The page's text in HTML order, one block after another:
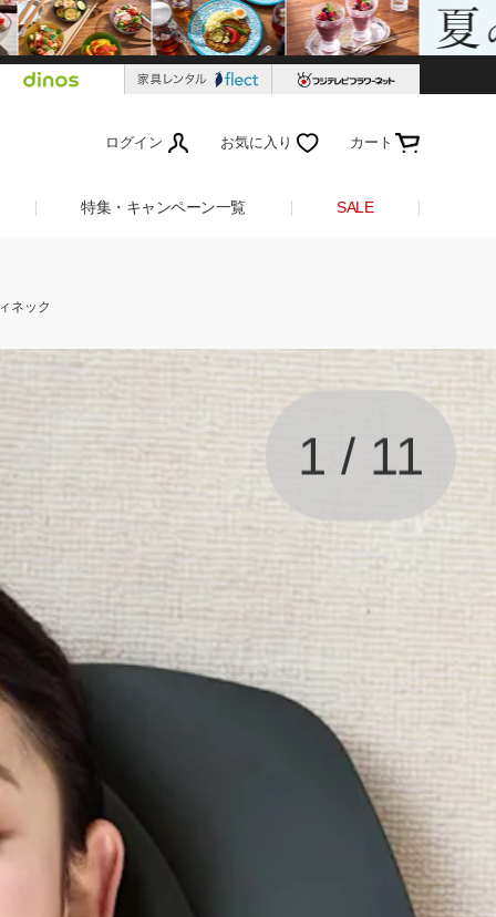
ログイン お気に入り カート
特集・キャンペーン一覧 SALE
ネック
1 / 11